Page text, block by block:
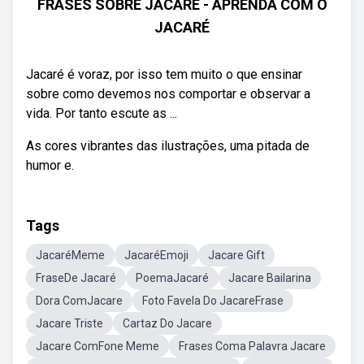
FRASES SOBRE JACARÉ - APRENDA COM O
JACARÉ
Jacaré é voraz, por isso tem muito o que ensinar
sobre como devemos nos comportar e observar a
vida. Por tanto escute as ...
As cores vibrantes das ilustrações, uma pitada de
humor e.
Tags
JacaréMeme JacaréEmoji
Jacare Gift
FraseDe Jacaré
PoemaJacaré
Jacare Bailarina
Dora ComJacare
Foto Favela Do JacareFrase
Jacare Triste
Cartaz Do Jacare
Jacare ComFone Meme
Frases Coma Palavra Jacare